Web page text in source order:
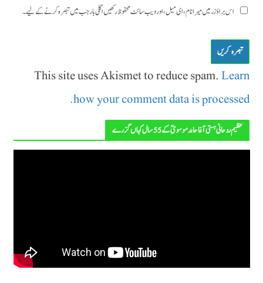
اس براؤزر میں میرا نام، ای میل، اور ویب سائٹ محفوظ رکھیں اگلی بار جب میں تبصرہ کرنے کےلیے۔
This site uses Akismet to reduce spam.Learn
how your comment data is processed.
عظیم روحانی ہستی آغا حامد موسویؒ کے 55 سال کہاں گزرے